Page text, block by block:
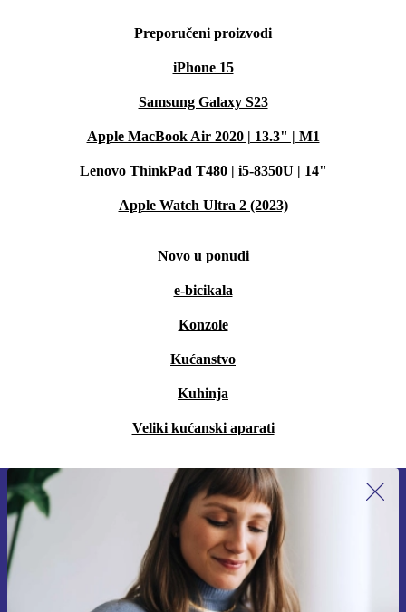
Preporučeni proizvodi
iPhone 15
Samsung Galaxy S23
Apple MacBook Air 2020 | 13.3" | M1
Lenovo ThinkPad T480 | i5-8350U | 14"
Apple Watch Ultra 2 (2023)
Novo u ponudi
e-bicikala
Konzole
Kućanstvo
Kuhinja
Veliki kućanski aparati
Prijavi se na newsletter!
Nikad više ne propusti ponudu.